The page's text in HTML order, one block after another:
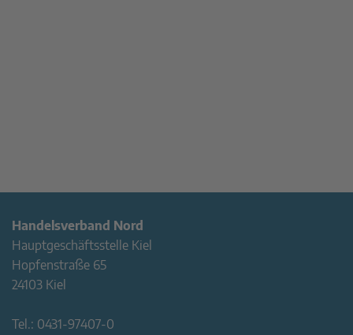
Handelsverband Nord
Hauptgeschäftsstelle Kiel
Hopfenstraße 65
24103 Kiel
Tel.: 0431-97407-0